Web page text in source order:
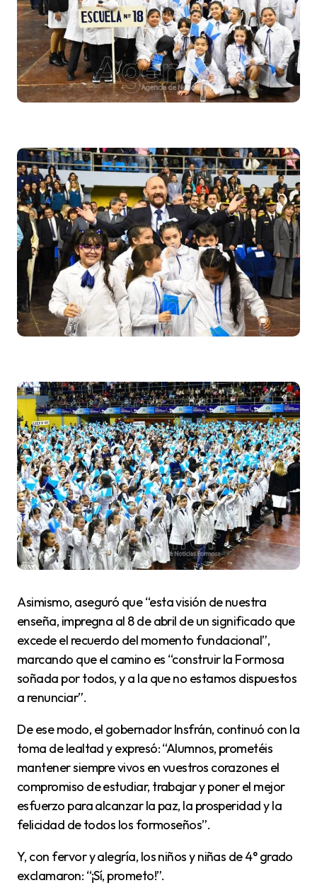
Asimismo, aseguró que “esta visión de nuestra
enseña, impregna al 8 de abril de un significado que
excede el recuerdo del momento fundacional”,
marcando que el camino es “construir la Formosa
soñada por todos, y a la que no estamos dispuestos
a renunciar”.
De ese modo, el gobernador Insfrán, continuó con la
toma de lealtad y expresó: “Alumnos, prometéis
mantener siempre vivos en vuestros corazones el
compromiso de estudiar, trabajar y poner el mejor
esfuerzo para alcanzar la paz, la prosperidad y la
felicidad de todos los formoseños”.
Y, con fervor y alegría, los niños y niñas de 4° grado
exclamaron: “¡Sí, prometo!”.